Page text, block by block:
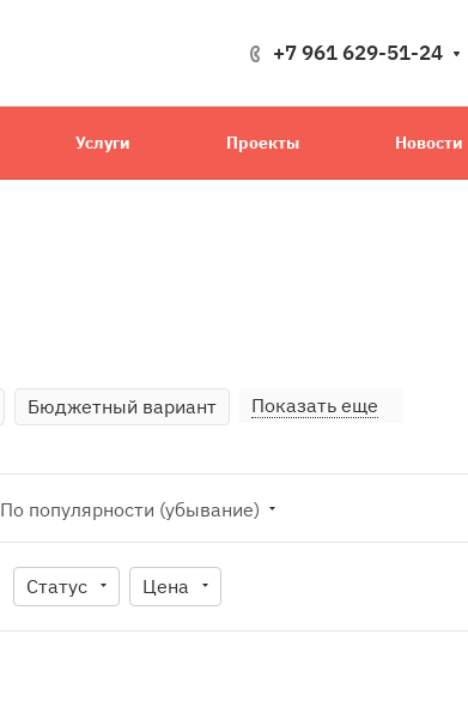
+7 961 629-51-24
Услуги Проекты Новости
Бюджетный вариант Показать еще
По популярности (убывание)
Статус Цена